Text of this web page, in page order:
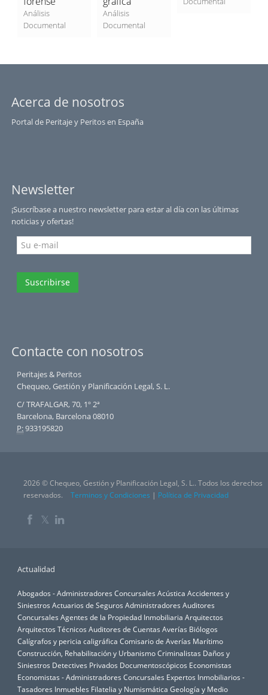
Análisis
Documental
Análisis
Documental
Acerca de nosotros
Portal de Peritaje y Peritos en España
Newsletter
¡Suscríbase a nuestro newsletter para estar al día con las últimas
noticias y ofertas!
Suscribirse
Contacte con nosotros
Peritajes & Peritos
Chequeo, Gestión y Planificación Legal, S. L.
C/ TRAFALGAR, 70, 1º 2ª
Barcelona, Barcelona 08010
P:933195820
2026 © Chequeo, Gestión y Planificación Legal, S. L.. Todos los derechos
reservados.
Terminos y Condiciones | Política de Privacidad
𝕏
Actualidad
Abogados - Administradores Concursales Acústica Accidentes y
Siniestros Actuarios de Seguros Administradores Auditores
Concursales Agentes de la Propiedad Inmobiliaria Arquitectos
Arquitectos Técnicos Auditores de Cuentas Averías Biólogos
Calígrafos y pericia caligráfica Comisario de Averías Marítimo
Construcción, Rehabilitación y UrbanismoCriminalistas Daños y
Siniestros Detectives Privados Documentoscópicos Economistas
Economistas - Administradores Concursales Expertos Inmobiliarios -
Tasadores Inmuebles Filatelia y Numismática Geología y Medio